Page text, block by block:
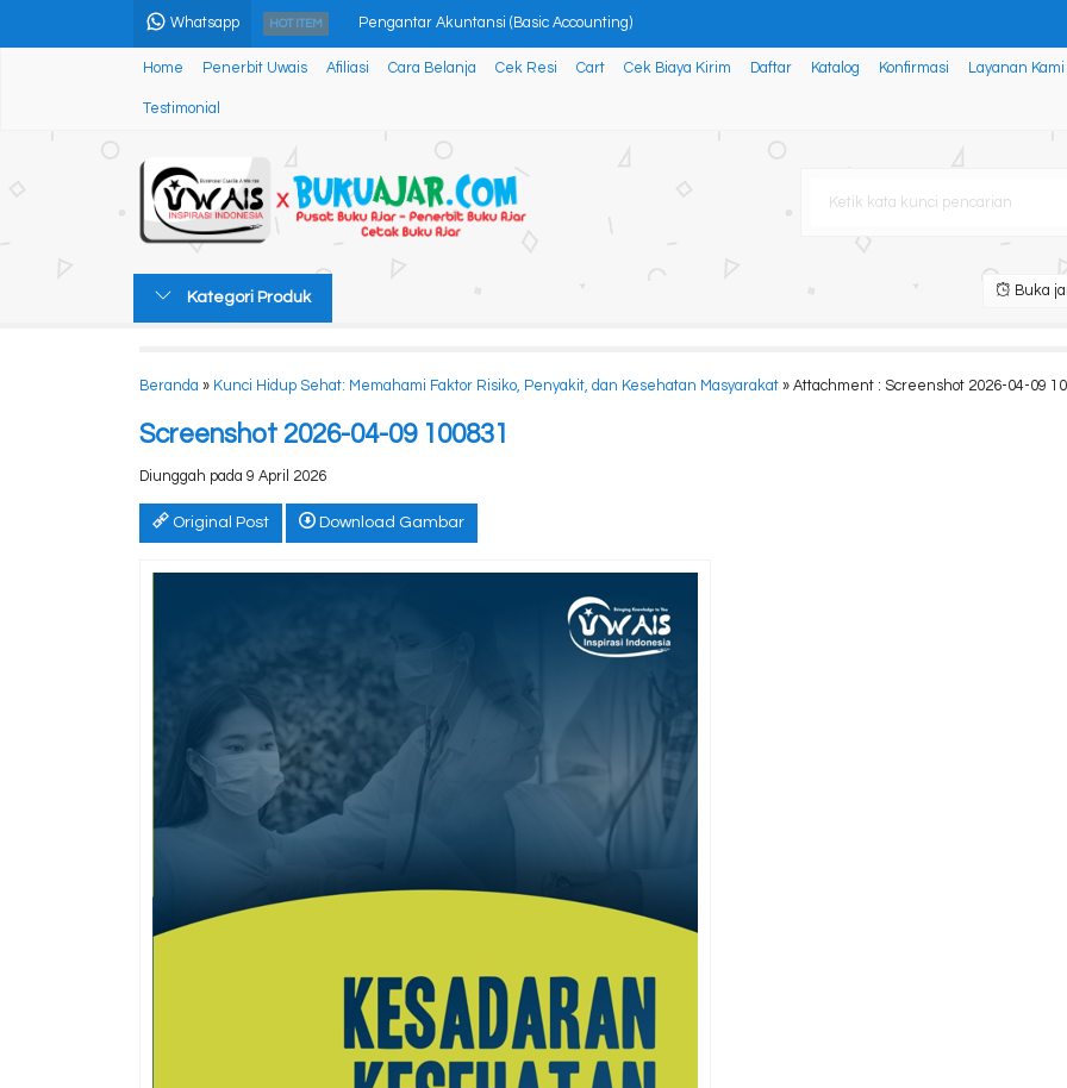
Whatsapp HOT ITEM Pengantar Akuntansi (Basic Accounting)
STATISTIKA MATEMATIKA BISNIS
MENINGKATKAN KINERJA BISNIS MELALUI EMPLOYEE ENGAG
URGENSI PERAN PERAWAT DI ERA NEW NORMAL
MODEL MATEMATIKA
Home Penerbit Uwais Afiliasi Cara Belanja Cek Resi Cart Cek Biaya Kirim Daftar Katalog Konfirmasi Layanan Kami
Testimonial
Kategori Produk Buka
Beranda » Kunci Hidup Sehat: Memahami Faktor Risiko, Penyakit, dan Kesehatan Masyarakat » Attachment : Screenshot 2026-04-09
Screenshot 2026-04-09 100831
Diunggah pada 9 April 2026
Original Post Download Gambar